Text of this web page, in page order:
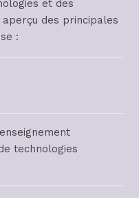
et des
des principales
:
technologies